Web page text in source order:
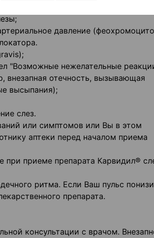
давление
"Возможные нежелательные
внезапная отечность, вызывающая
высыпания);
слез.
или симптомов или Вы в этом
аптеки перед началом приема
приеме препарата Карвидил®
ритма. Если Ваш пульс
препарата.
консультации с врачом.